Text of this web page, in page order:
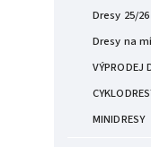
Dresy 25/26
Dresy na
VÝPRODEJ
MINIDRESY